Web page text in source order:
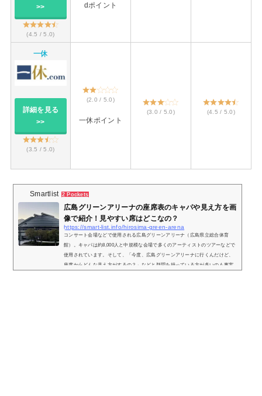
>>
(4.5 / 5.0)
dポイント
一休
詳細を見る
>>
(3.5 / 5.0)
(2.0 / 5.0)
一休ポイント
(3.0 / 5.0) (4.5 / 5.0)
Smartlist 2 Pockets
広島グリーンアリーナの座席表のキャパや見え方を画
像で紹介！見やすい席はどこなの？
https://smart-list.info/hirosima-green-arena
コンサート会場などで使用される広島グリーンアリーナ（広島県立総合体育
館）。キャパは約8,000人と中規模な会場で多くのアーティストのツアーなどで
使用されています。そして、「今度、広島グリーンアリーナに行くんだけど、
座席からどんな見え方がするの？」などと疑問を持っている方が多いのも事実